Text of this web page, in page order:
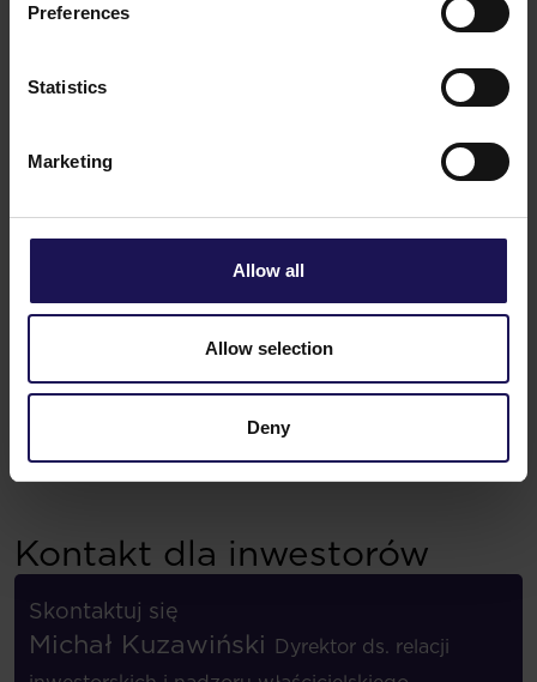
Preferences
Statistics
Marketing
Allow all
Allow selection
Deny
Kalendarz finansowy
Analitycy
Dywidendy
Kontakt dla inwestorów
Skontaktuj się
Michał Kuzawiński Dyrektor ds. relacji